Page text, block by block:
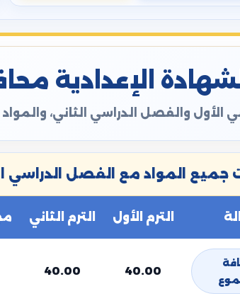
الإعدادية محافظة
والفصل الدراسي الثاني،
المواد مع الفصل الدراسي
الترم الأول الترم الثاني
40.00
40.00